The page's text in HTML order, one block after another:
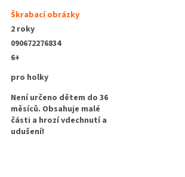
Škrabací obrázky
2 roky
090672276834
6+
pro holky
Není určeno dětem do 36
měsíců. Obsahuje malé
části a hrozí vdechnutí a
udušení!